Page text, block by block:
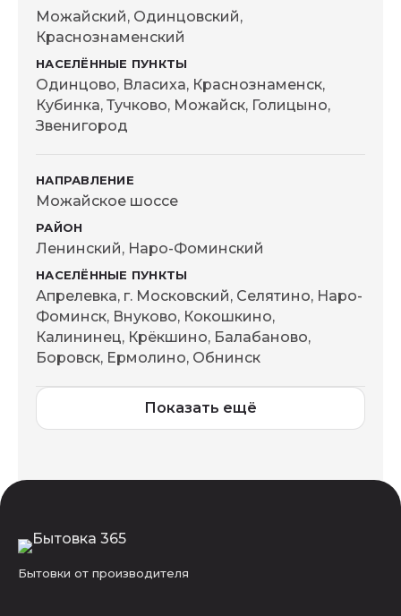
Можайский, Одинцовский,
Краснознаменский
Одинцово, Власиха, Краснознаменск,
Кубинка, Тучково, Можайск, Голицыно,
Звенигород
Можайское шоссе
Ленинский, Наро-Фоминский
Апрелевка, г. Московский, Селятино, Наро-
Фоминск, Внуково, Кокошкино,
Калининец, Крёкшино, Балабаново,
Боровск, Ермолино, Обнинск
Показать ещё
Бытовки от производителя